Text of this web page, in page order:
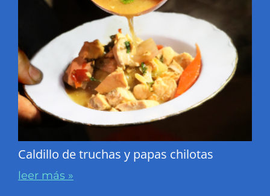
Caldillo de truchas y papas chilotas
leer más »